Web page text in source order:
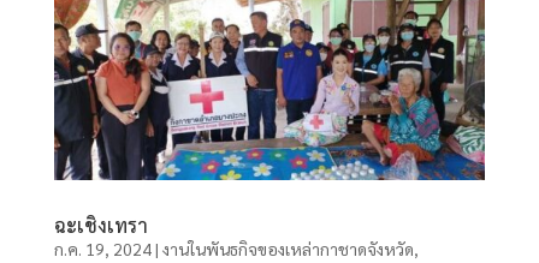
ฉะเชิงเทรา
ก.ค. 19, 2024| งานในพันธกิจของเหล่ากาชาดจังหวัด,